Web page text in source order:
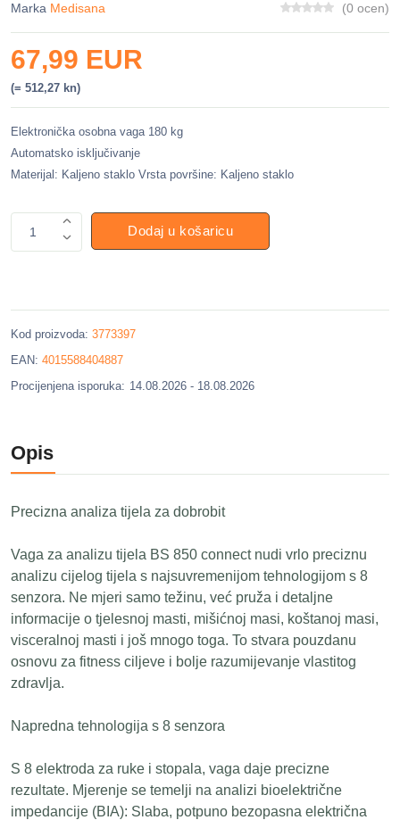
Marka Medisana (0 ocen)
67,99 EUR
(= 512,27 kn)
Elektronička osobna vaga 180 kg
Automatsko isključivanje
Materijal: Kaljeno staklo Vrsta površine: Kaljeno staklo
1 Dodaj u košaricu
Kod proizvoda: 3773397
EAN: 4015588404887
Procijenjena isporuka: 14.08.2026 - 18.08.2026
Opis
Precizna analiza tijela za dobrobit
Vaga za analizu tijela BS 850 connect nudi vrlo preciznu
analizu cijelog tijela s najsuvremenijom tehnologijom s 8
senzora. Ne mjeri samo težinu, već pruža i detaljne
informacije o tjelesnoj masti, mišićnoj masi, koštanoj masi,
visceralnoj masti i još mnogo toga. To stvara pouzdanu
osnovu za fitness ciljeve i bolje razumijevanje vlastitog
zdravlja.
Napredna tehnologija s 8 senzora
S 8 elektroda za ruke i stopala, vaga daje precizne
rezultate. Mjerenje se temelji na analizi bioelektrične
impedancije (BIA): Slaba, potpuno bezopasna električna